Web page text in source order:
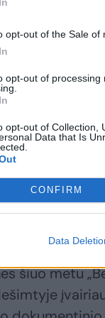
opt-out of the Sale of
opt-out of
opt-out of Collection,
Data that Is
CONFIRM
Data
kuris vers
Ypatingo
premjera
kurta
– ją
metu taip
eteryje.
ir
šiuo metu